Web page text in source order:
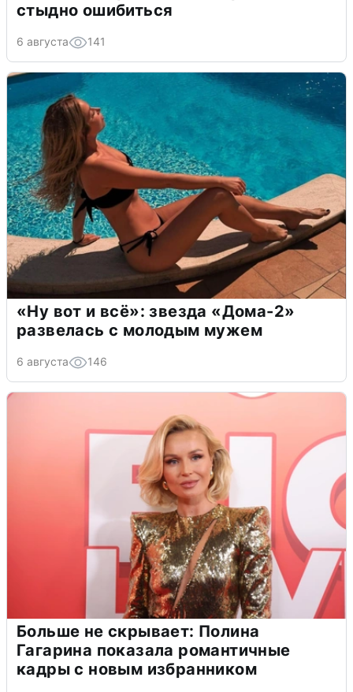
стыдно ошибиться
6 августа 141
«Ну вот и всё»: звезда «Дома-2»
развелась с молодым мужем
6 августа 146
Больше не скрывает: Полина
Гагарина показала романтичные
кадры с новым избранником